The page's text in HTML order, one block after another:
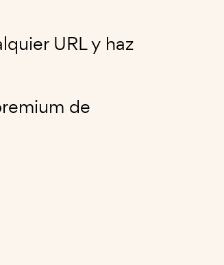
URL y haz
de